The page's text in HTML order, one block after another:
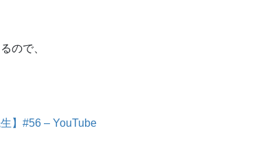
ので、
】#56 – YouTube